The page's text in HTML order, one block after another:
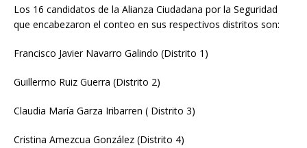
Los 16 candidatos de la Alianza Ciudadana por la Seguridad
que encabezaron el conteo en sus respectivos distritos son:
Francisco Javier Navarro Galindo (Distrito 1)
Guillermo Ruiz Guerra (Distrito 2)
Claudia María Garza Iribarren ( Distrito 3)
Cristina Amezcua González (Distrito 4)